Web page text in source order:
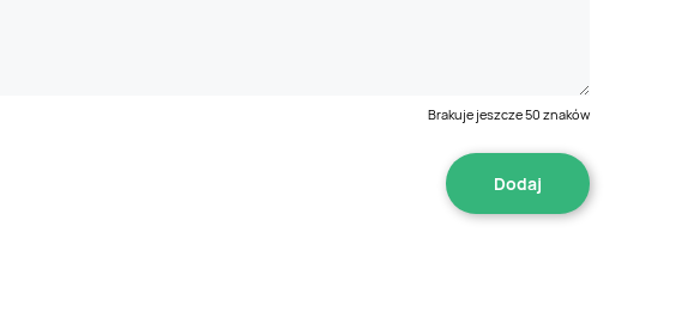
Brakuje jeszcze50 znaków